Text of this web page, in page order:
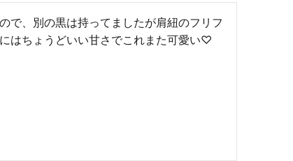
で、別の黒は持ってましたが肩紐のフリフ
はちょうどいい甘さでこれまた可愛い♡